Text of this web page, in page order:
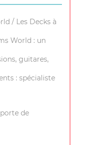
/ Les Decks à
World : un
guitares,
: spécialiste
de